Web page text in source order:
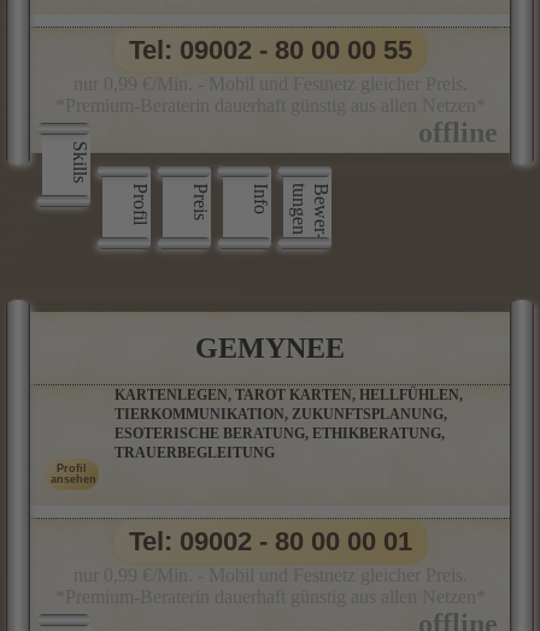
Skills
Profil
Preis Info B
e
w
e
r
­
t
u
n
g
e
n
Tel: 09002 - 80 00 00 55
GEMYNEE
KARTENLEGEN, TAROT KARTEN, HELLFÜHLEN,
TIERKOMMUNIKATION, ZUKUNFTSPLANUNG,
ESOTERISCHE BERATUNG, ETHIKBERATUNG,
TRAUERBEGLEITUNG
Tel: 09002 - 80 00 00 01